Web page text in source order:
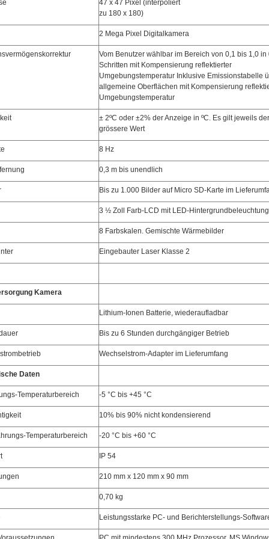
47 x 47 Pixel (interpoliert
zu 180 x 180)
2 Mega Pixel Digitalkamera
Vom Benutzer wählbar im Bereich von 0,1 bis 1,0 in
Schritten mit Kompensierung reflektierter
Umgebungstemperatur Inklusive Emissionstabelle
allgemeine Oberflächen mit Kompensierung
Umgebungstemperatur
± 2ºC oder ±2% der Anzeige in ºC. Es gilt jeweils der
grössere Wert
8 Hz
0,3 m bis unendlich
Bis zu 1.000 Bilder auf Micro SD-Karte im
3 ½ Zoll Farb-LCD mit LED-
8 Farbskalen. Gemischte Wärmebilder
Eingebauter Laser Klasse 2
Kamera
Lithium-Ionen Batterie, wiederaufladbar
Bis zu 6 Stunden durchgängiger Betrieb
Wechselstrom-Adapter im Lieferumfang
Daten
Temperaturbereich -5 °C bis +45 °C
10% bis 90% nicht kondensierend
Temperaturbereich -20 °C bis +60 °C
IP 54
210 mm x 120 mm x 90 mm
0,70 kg
Leistungsstarke PC- und Berichterstellungs-